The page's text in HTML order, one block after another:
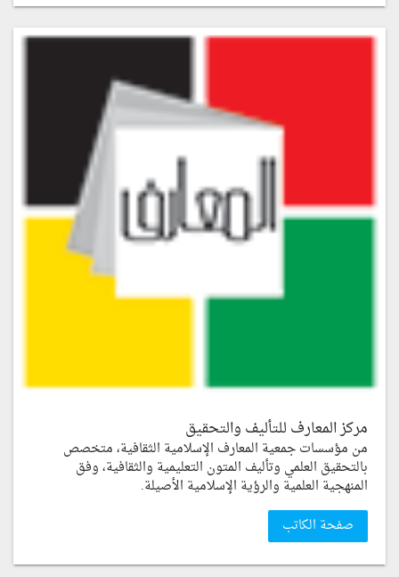
مركز المعارف للتأليف والتحقيق
من مؤسسات جمعية المعارف الإسلامية الثقافية، متخصص
بالتحقيق العلمي وتأليف المتون التعليمية والثقافية، وفق
المنهجية العلمية والرؤية الإسلامية الأصيلة.
صفحة الكاتب